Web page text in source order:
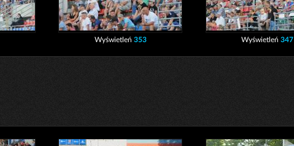
Wyświetleń 353 Wyświetleń347